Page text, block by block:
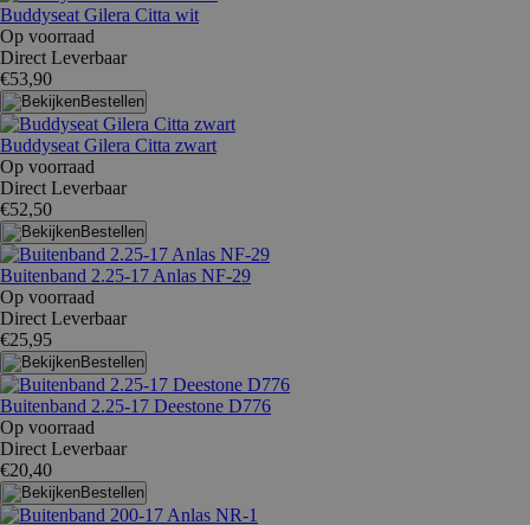
Buddyseat Gilera Citta wit
Op voorraad
Direct Leverbaar
€53,90
Bestellen
Buddyseat Gilera Citta zwart
Op voorraad
Direct Leverbaar
€52,50
Bestellen
Buitenband 2.25-17 Anlas NF-29
Op voorraad
Direct Leverbaar
€25,95
Bestellen
Buitenband 2.25-17 Deestone D776
Op voorraad
Direct Leverbaar
€20,40
Bestellen